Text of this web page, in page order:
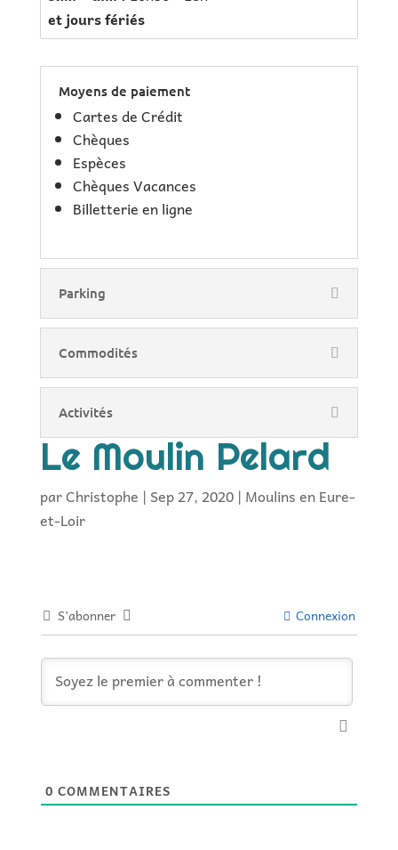
et jours fériés
Moyens de paiement
Cartes de Crédit
Chèques
Espèces
Chèques Vacances
Billetterie en ligne
Parking
Commodités
Activités
Le Moulin Pelard
parChristophe | Sep 27, 2020| Moulins en Eure-
et-Loir
S’abonner Connexion
0 COMMENTAIRES